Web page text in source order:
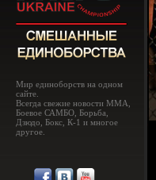
Мир единоборств на одном
сайте.
Всегда свежие новости MMA,
Боевое САМБО, Борьба,
Дзюдо, Бокс, К-1 и многое
другое.